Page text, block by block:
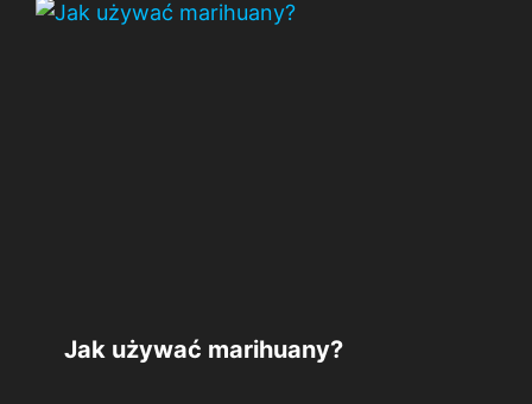
Jak używać marihuany?